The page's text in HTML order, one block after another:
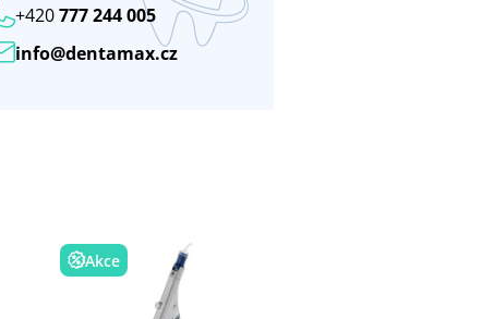
info@dentamax.cz
+420777 244 005
Akce